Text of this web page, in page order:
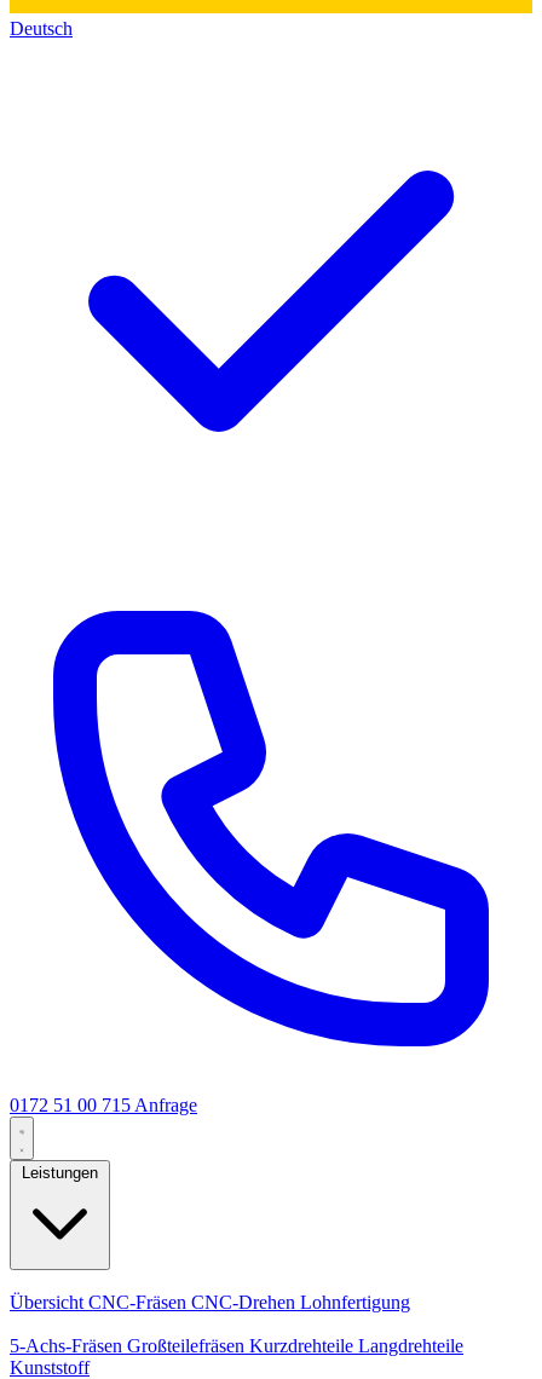
Deutsch
0172 51 00 715 Anfrage
Leistungen
Übersicht CNC-Fräsen CNC-Drehen Lohnfertigung
5-Achs-Fräsen Großteilefräsen Kurzdrehteile Langdrehteile
Kunststoff